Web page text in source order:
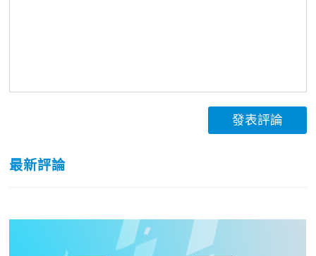
發表評論
最新評論